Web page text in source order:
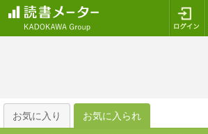
お気に入り お気に入られ